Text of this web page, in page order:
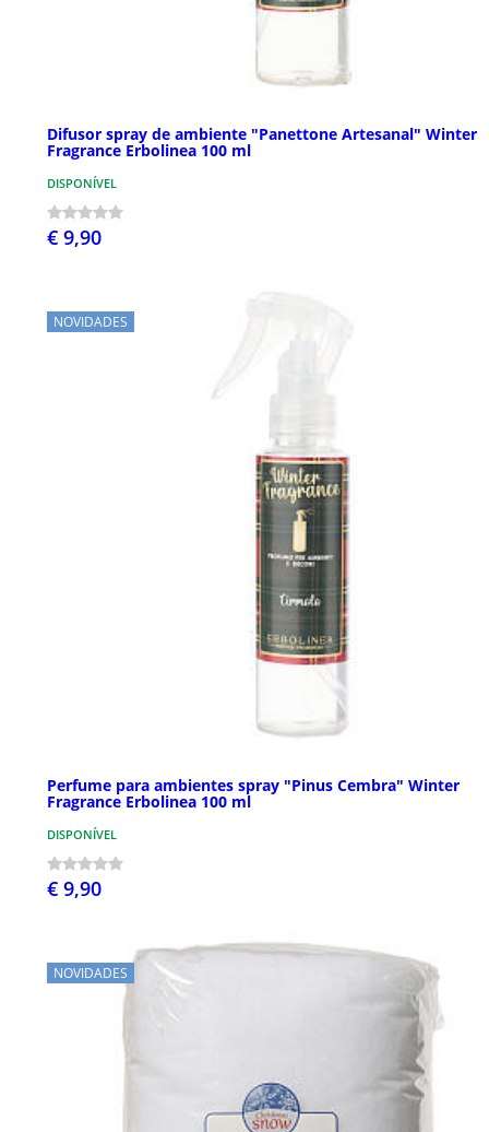
Difusor spray de ambiente "Panettone Artesanal" Winter
Fragrance Erbolinea 100 ml
DISPONÍVEL
€ 9,90
NOVIDADES
Perfume para ambientes spray "Pinus Cembra" Winter
Fragrance Erbolinea 100 ml
DISPONÍVEL
€ 9,90
NOVIDADES